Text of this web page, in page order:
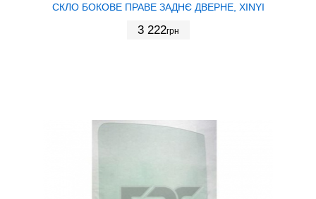
СКЛО БОКОВЕ ПРАВЕ ЗАДНЄ ДВЕРНЕ, XINYI
3 222грн